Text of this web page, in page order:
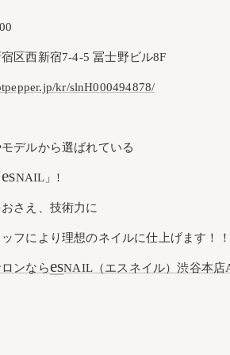
区西新宿7-4-5 冨士野ビル8F
kr/slnH000494878/
デルから選ばれている
esNAIL」!
さえ、技術力に
フにより理想のネイルに仕上げます！！
ンならesNAIL（エスネイル）渋谷本店